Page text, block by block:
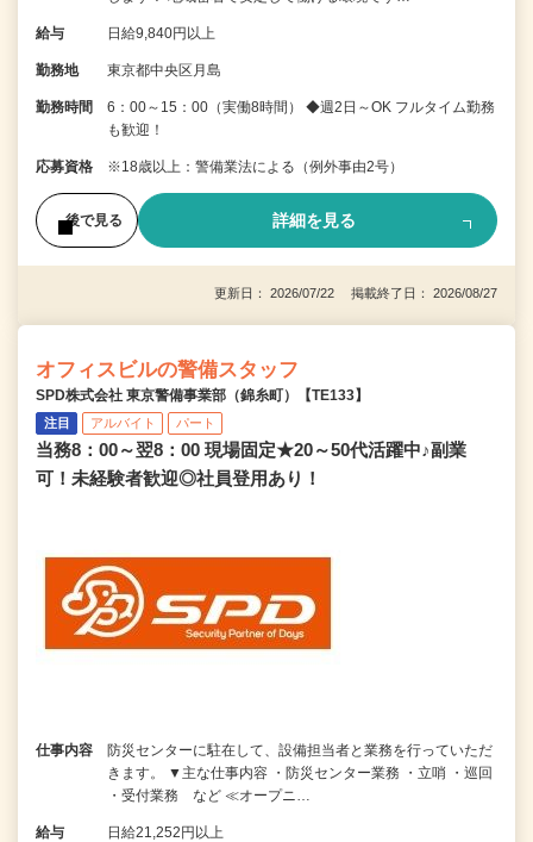
給与 日給9,840円以上
勤務地 東京都中央区月島
勤務時間
6：00～15：00（実働8時間） ◆週2日～OK フルタイム勤務
も歓迎！
応募資格 ※18歳以上：警備業法による（例外事由2号）
後で見る 詳細を見る
更新日： 2026/07/22 掲載終了日： 2026/08/27
オフィスビルの警備スタッフ
SPD株式会社 東京警備事業部（錦糸町）【TE133】
注目 アルバイト パート
当務8：00～翌8：00 現場固定★20～50代活躍中♪副業
可！未経験者歓迎◎社員登用あり！
仕事内容
防災センターに駐在して、設備担当者と業務を行っていただ
きます。 ▼主な仕事内容 ・防災センター業務 ・立哨 ・巡回
・受付業務 など ≪オープニ…
給与 日給21,252円以上